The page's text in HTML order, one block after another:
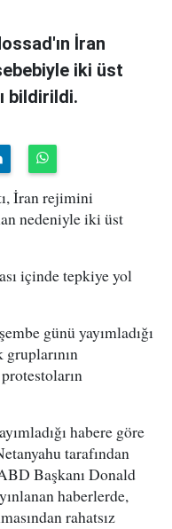
İran
iki üst
bildirildi.
İran rejimini
nedeniyle iki üst
içinde tepkiye yol
günü yayımladığı
habere göre
tarafından
Başkanı Donald
haberlerde,
rahatsız